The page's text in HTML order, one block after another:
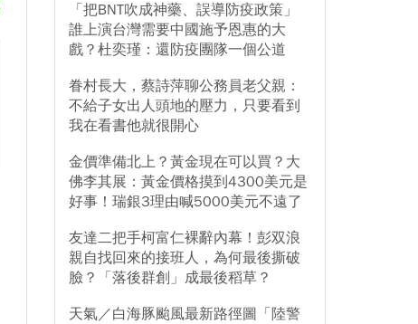
「把BNT吹成神藥、誤導防疫政策」
誰上演台灣需要中國施予恩惠的大
戲？杜奕瑾：還防疫團隊一個公道
眷村長大，蔡詩萍聊公務員老父親：
不給子女出人頭地的壓力，只要看到
我在看書他就很開心
金價準備北上？黃金現在可以買？大
佛李其展：黃金價格摸到4300美元是
好事！瑞銀3理由喊5000美元不遠了
友達二把手柯富仁裸辭內幕！彭双浪
親自找回來的接班人，為何最後撕破
臉？「落後群創」成最後稻草？
天氣／白海豚颱風最新路徑圖「陸警